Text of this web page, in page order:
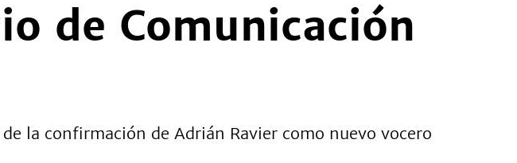
de Comunicación
la confirmación de Adrián Ravier como nuevo vocero